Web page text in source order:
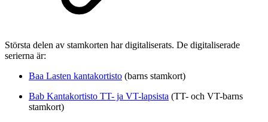
Största delen av stamkorten har digitaliserats. De digitaliserade
serierna är:
Baa Lasten kantakortisto (barns stamkort)
Bab Kantakortisto TT- ja VT-lapsista (TT- och VT-barns
stamkort)